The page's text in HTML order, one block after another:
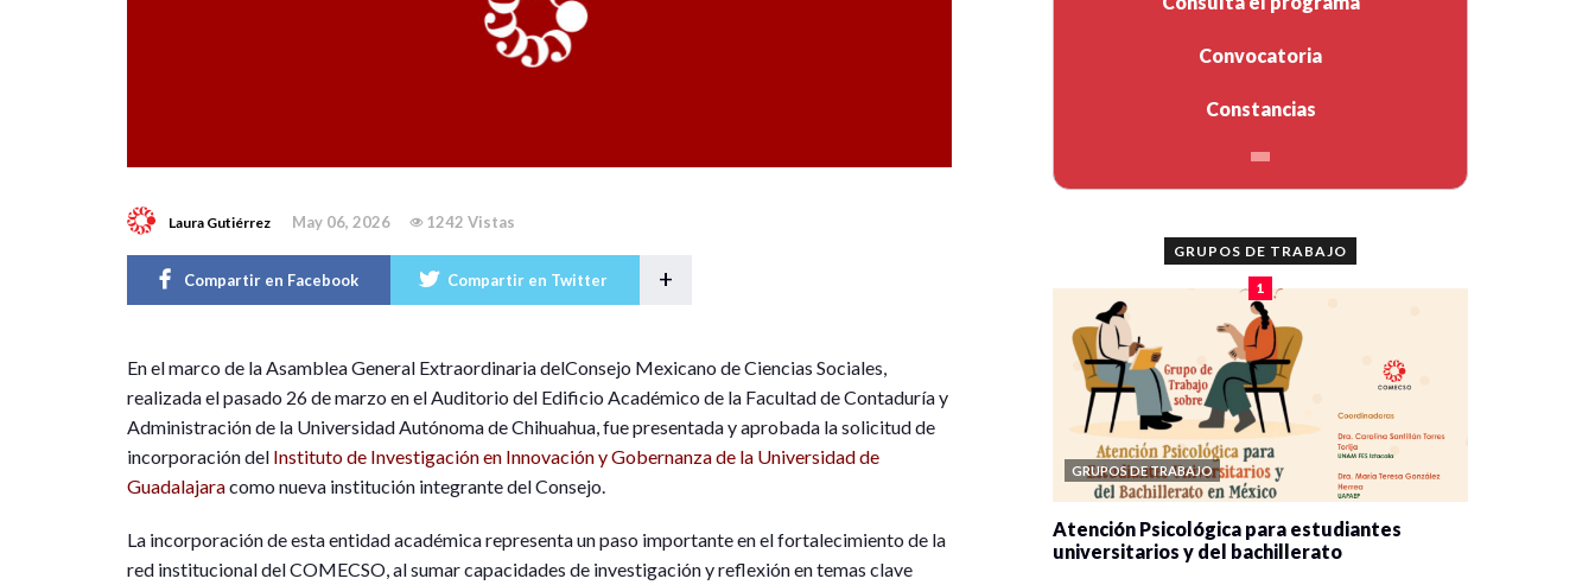
Laura Gutiérrez May 06, 2026 1242 Vistas
Compartir en Facebook Compartir en Twitter +
En el marco de la Asamblea General Extraordinaria delConsejo Mexicano de Ciencias Sociales
realizada el pasado 26 de marzo en el Auditorio del Edificio Académico de la Facultad de Contaduría y
Administración de la Universidad Autónoma de Chihuahua , fue presentada y aprobada la solicitud de
incorporación del Instituto de Investigación en Innovación y Gobernanza de la Universidad de
Guadalajaracomo nueva institución integrante del Consejo.
La incorporación de esta entidad académica representa un paso importante en el fortalecimiento de la
red institucional del COMECSO, al sumar capacidades de investigación y reflexión en temas clave
Convocatoria
Constancias
GRUPOS DE TRABAJO
1
GRUPOS DE TRABAJO
Atención Psicológica para estudiantes
universitarios y del bachillerato